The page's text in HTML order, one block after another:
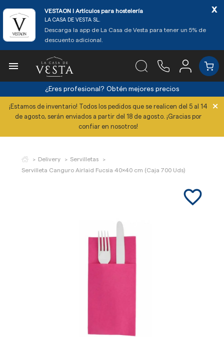
VESTAON l Artículos para hostelería
LA CASA DE VESTA SL.
Descarga la app de La Casa de Vesta para tener un 5% de
descuento adicional.
x

¿Eres profesional? Obtén mejores precios
¡Estamos de inventario! Todos los pedidos que se realicen del 5 al 14
de agosto, serán enviados a partir del 18 de agosto. ¡Gracias por
confiar en nosotros!
×
Delivery
Servilletas
Servilleta Canguro Airlaid Fucsia 40x40 cm (Caja 700 Uds)
favorite_border